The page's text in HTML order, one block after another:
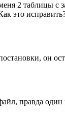
2 таблицы с
это
он
правда